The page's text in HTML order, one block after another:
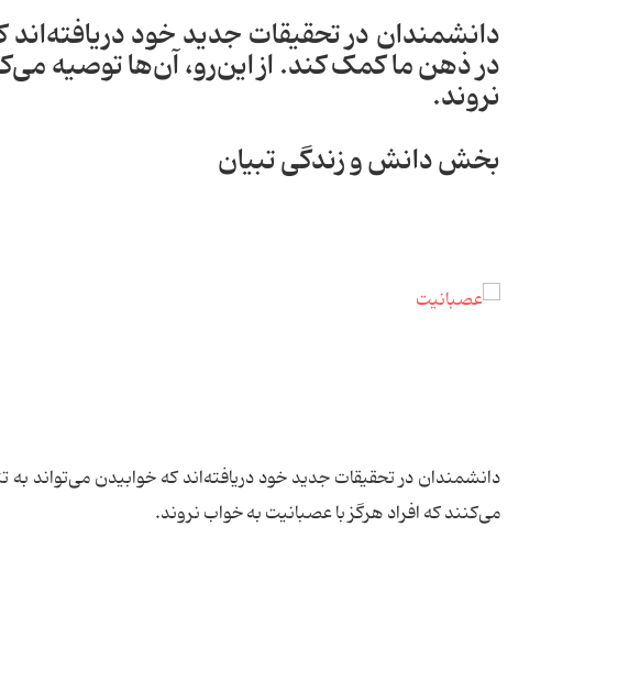
دانشمندان در تحقیقات جدید خود
در ذهن ما کمک کند. از این‌رو، آن‌ها توصیه
نروند.
بخش دانش و زندگی تبیان
دانشمندان در تحقیقات جدید خود دریافته‌اند که خوابیدن می‌تواند
می‌کنند که افراد هرگز با عصبانیت به خواب نروند.